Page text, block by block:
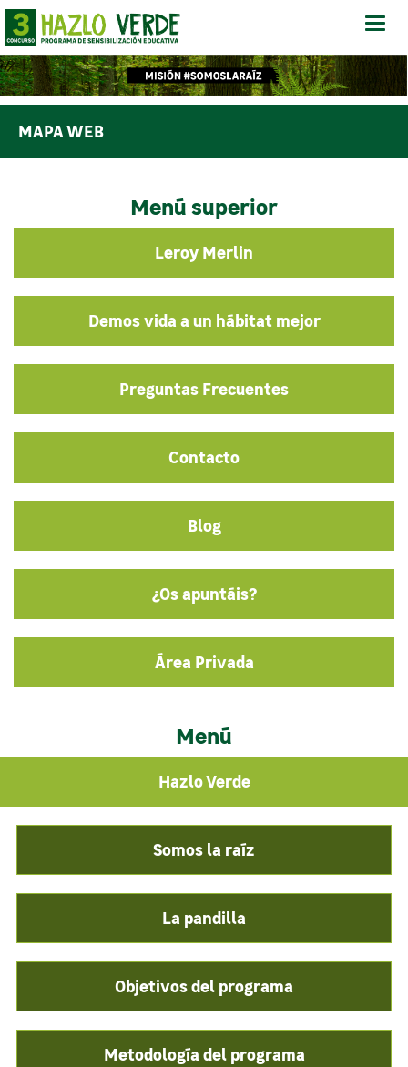
Abrir
Menú
MAPA WEB
Menú superior
Leroy Merlin
Demos vida a un hábitat mejor
Preguntas Frecuentes
Contacto
Blog
¿Os apuntáis?
Área Privada
Menú
Hazlo Verde
Somos la raíz
La pandilla
Objetivos del programa
Metodología del programa